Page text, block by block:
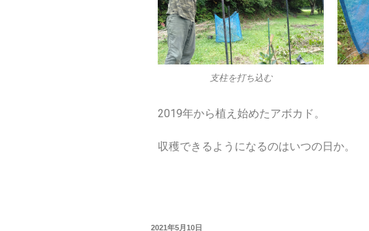
支柱を打ち込む
2019年から植え始めたアボカド。
収穫できるようになるのはいつの日か。
2021年5月10日